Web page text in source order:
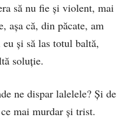
să nu fie și violent, mai
așa că, din păcate, am
și să las totul baltă,
soluție.
ne dispar lalelele? Și de
mai murdar și trist.